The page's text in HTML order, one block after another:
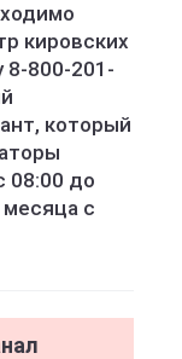
кировских
8-800-201-
который
08:00 до
с